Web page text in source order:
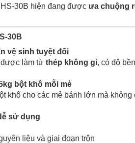
30B hiện đang được ưa chuộng
30B
vệ sinh tuyệt đối
được làm từ thép không gỉ, có độ
bột khô mỗi mẻ
khô cho các mẻ bánh lớn mà
sử dụng
liệu và giai đoạn trộn